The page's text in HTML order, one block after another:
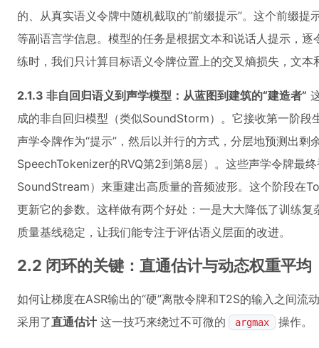
的、从真实语义令牌中随机截取的“前缀提示”。这个前缀
等副语言学信息。模型的任务是根据文本和说话人提示，
练时，我们只计算目标语义令牌位置上的交叉熵损失，文本
2.1.3 非自回归语义到声学模型：从蓝图到建筑的“建造者”
成的非自回归模型（类似SoundStorm）。它接收第一阶段
声学令牌作为“提示”，然后以并行的方式，分层地预测出剩
SpeechTokenizer的RVQ第2到第8层）。这些声学令牌最
SoundStream）来重建出高质量的音频波形。这个阶段在
更新它的参数。这样做有两个好处：一是大大降低了训练
质量基线稳定，让我们能专注于评估语义层面的改进。
2.2 闭环的关键：直通估计与动态权重平均
如何让梯度在ASR输出的“硬”离散令牌和T2S的输入之间流
采用了直通估计这一技巧来绕过不可微的 argmax 操作。